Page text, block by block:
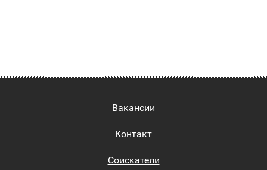
Вакансии
Контакт
Соискатели